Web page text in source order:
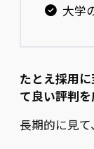
大学
たとえ採用
て良い評判を
長期的に見て